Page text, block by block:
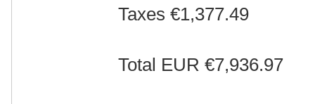
Taxes €1,377.49
Total EUR €7,936.97